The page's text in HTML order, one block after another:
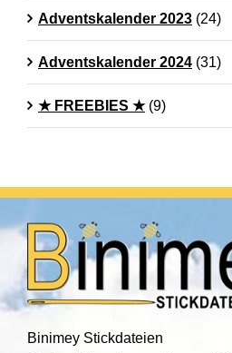
Adventskalender 2023 (24)
Adventskalender 2024 (31)
★ FREEBIES ★ (9)
Binimey Stickdateien